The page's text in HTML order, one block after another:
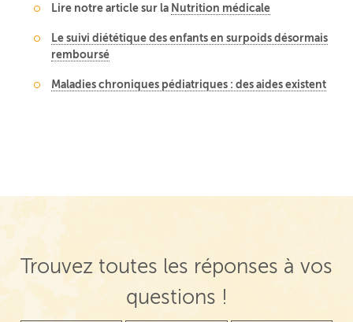
Lire notre article sur la Nutrition médicale
Le suivi diététique des enfants en surpoids désormais
remboursé
Maladies chroniques pédiatriques : des aides existent
Trouvez toutes les réponses à vos
questions !